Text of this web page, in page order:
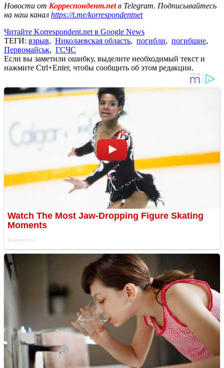
Новости от Корреспондент.netв Telegram. Подписывайтесь
на наш канал https://t.me/korrespondentnet
Читайте Korrespondent.net в Google News
ТЕГИ: взрыв, Николаевская область, погибли, погибшие,
Первомайськ, ГСЧС
Если вы заметили ошибку, выделите необходимый текст и
нажмите Ctrl+Enter, чтобы сообщить об этом редакции.